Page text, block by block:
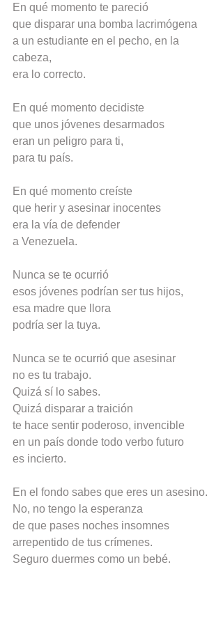
En qué momento te pareció
que disparar una bomba lacrimógena
a un estudiante en el pecho, en la
cabeza,
era lo correcto.
En qué momento decidiste
que unos jóvenes desarmados
eran un peligro para ti,
para tu país.
En qué momento creíste
que herir y asesinar inocentes
era la vía de defender
a Venezuela.
Nunca se te ocurrió
esos jóvenes podrían ser tus hijos,
esa madre que llora
podría ser la tuya.
Nunca se te ocurrió que asesinar
no es tu trabajo.
Quizá sí lo sabes.
Quizá disparar a traición
te hace sentir poderoso, invencible
en un país donde todo verbo futuro
es incierto.
En el fondo sabes que eres un asesino.
No, no tengo la esperanza
de que pases noches insomnes
arrepentido de tus crímenes.
Seguro duermes como un bebé.